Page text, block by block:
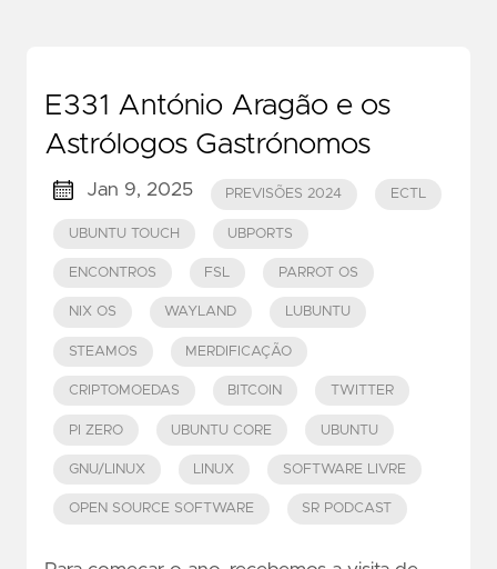
E331 António Aragão e os
Astrólogos Gastrónomos
Jan 9, 2025 PREVISÕES 2024 ECTL
UBUNTU TOUCH UBPORTS
ENCONTROS FSL PARROT OS
NIX OS WAYLAND LUBUNTU
STEAMOS MERDIFICAÇÃO
CRIPTOMOEDAS BITCOIN TWITTER
PI ZERO UBUNTU CORE UBUNTU
GNU/LINUX LINUX SOFTWARE LIVRE
OPEN SOURCE SOFTWARE SR PODCAST